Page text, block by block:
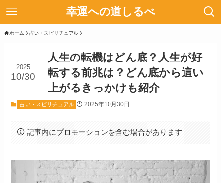
幸運への道しるべ
ホーム 占い・スピリチュアル
人生の転機はどん底？人生が好
転する前兆は？どん底から這い
上がるきっかけも紹介
2025
10/30
占い・スピリチュアル 2025年10月30日
記事内にプロモーションを含む場合があります